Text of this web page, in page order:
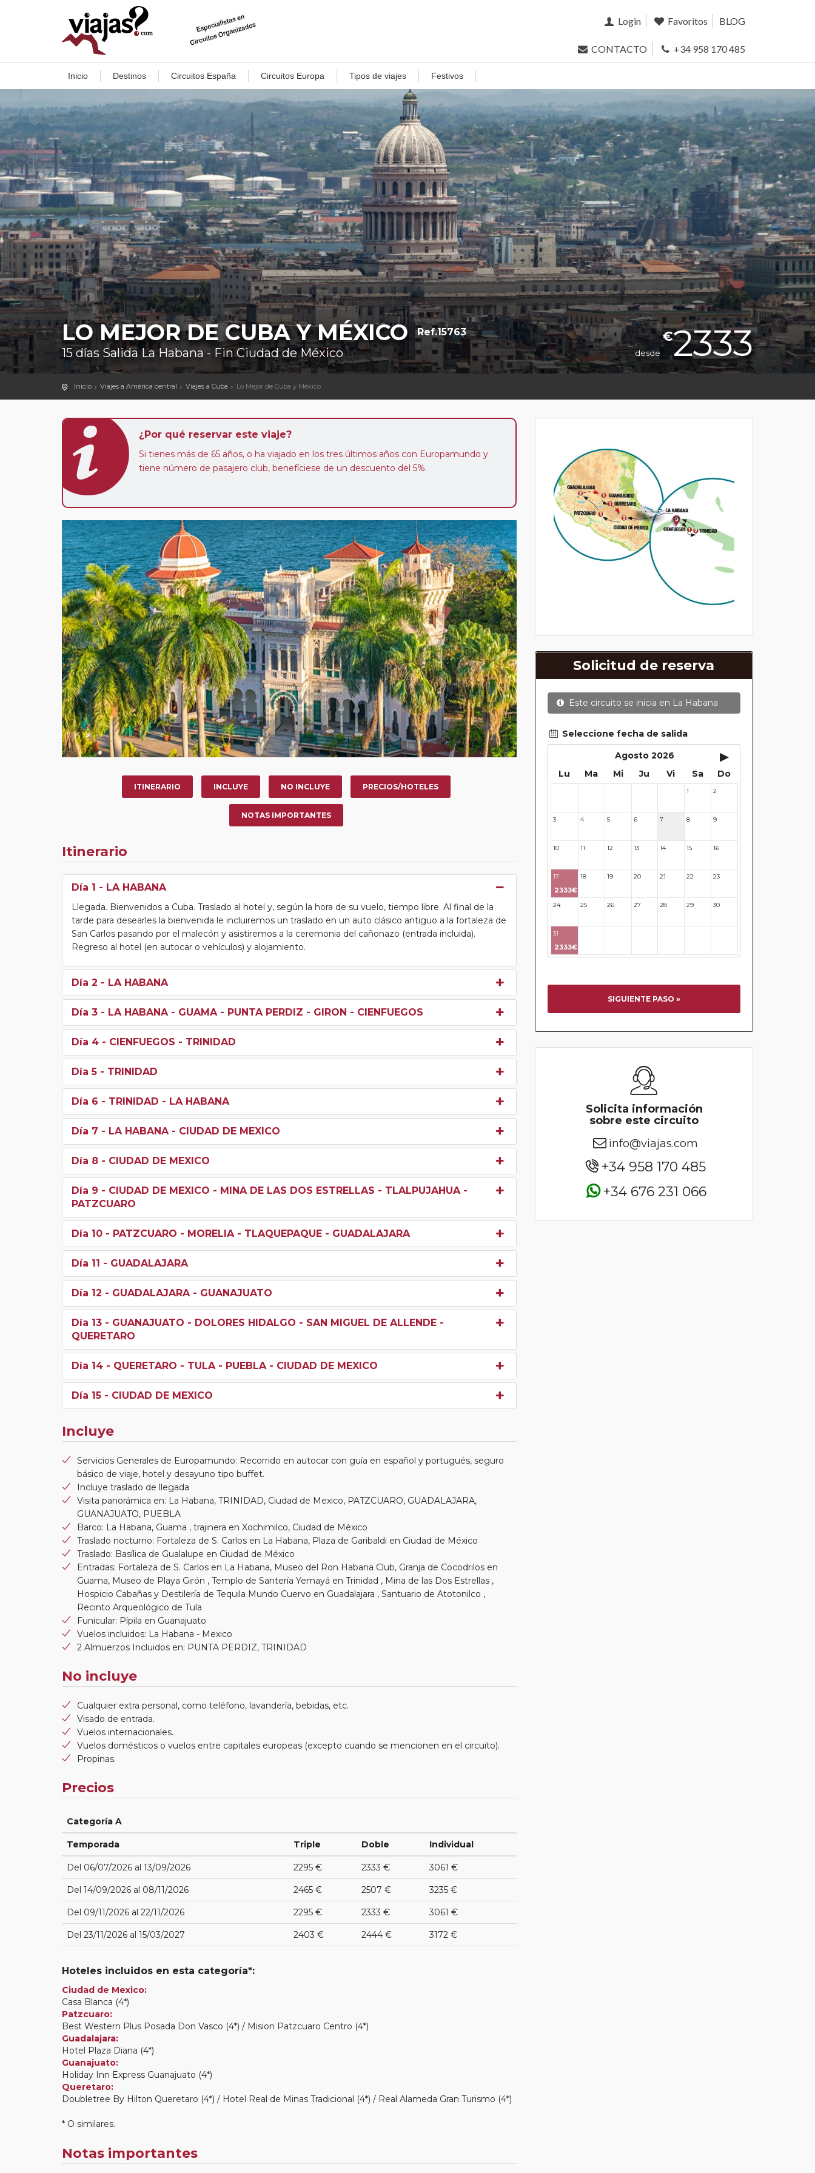
Login Favoritos BLOG
CONTACTO +34 958 170 485
Inicio Destinos Circuitos España Circuitos Europa Tipos de viajes Festivos
LO MEJOR DE CUBA Y MÉXICO Ref.15763
15 días Salida La Habana - Fin Ciudad de México desde
€2333
Inicio Viajes a América central Viajes a Cuba Lo Mejor de Cuba y México
¿Por qué reservar este viaje?
Si tienes más de 65 años, o ha viajado en los tres últimos años con Europamundo y
tiene número de pasajero club, benefíciese de un descuento del 5%.
ITINERARIO INCLUYE NO INCLUYE PRECIOS/HOTELES
NOTAS IMPORTANTES
Itinerario
Día 1 - LA HABANA
Llegada. Bienvenidos a Cuba. Traslado al hotel y, según la hora de su vuelo, tiempo libre. Al final de la
tarde para desearles la bienvenida le incluiremos un traslado en un auto clásico antiguo a la fortaleza de
San Carlos pasando por el malecón y asistiremos a la ceremonia del cañonazo (entrada incluida).
Regreso al hotel (en autocar o vehículos) y alojamiento.
Día 2 - LA HABANA
Día 3 - LA HABANA - GUAMA - PUNTA PERDIZ - GIRON - CIENFUEGOS
Día 4 - CIENFUEGOS - TRINIDAD
Día 5 - TRINIDAD
Día 6 - TRINIDAD - LA HABANA
Día 7 - LA HABANA - CIUDAD DE MEXICO
Día 8 - CIUDAD DE MEXICO
Día 9 - CIUDAD DE MEXICO - MINA DE LAS DOS ESTRELLAS - TLALPUJAHUA -
PATZCUARO
Día 10 - PATZCUARO - MORELIA - TLAQUEPAQUE - GUADALAJARA
Día 11 - GUADALAJARA
Día 12 - GUADALAJARA - GUANAJUATO
Día 13 - GUANAJUATO - DOLORES HIDALGO - SAN MIGUEL DE ALLENDE -
QUERETARO
Día 14 - QUERETARO - TULA - PUEBLA - CIUDAD DE MEXICO
Día 15 - CIUDAD DE MEXICO
Incluye
Servicios Generales de Europamundo: Recorrido en autocar con guía en español y portugués, seguro
básico de viaje, hotel y desayuno tipo buffet.
Incluye traslado de llegada
Visita panorámica en: La Habana, TRINIDAD, Ciudad de Mexico, PATZCUARO, GUADALAJARA,
GUANAJUATO, PUEBLA
Barco: La Habana, Guama , trajinera en Xochimilco, Ciudad de México
Traslado nocturno: Fortaleza de S. Carlos en La Habana, Plaza de Garibaldi en Ciudad de México
Traslado: Basílica de Gualalupe en Ciudad de México
Entradas: Fortaleza de S. Carlos en La Habana, Museo del Ron Habana Club, Granja de Cocodrilos en
Guama, Museo de Playa Girón , Templo de Santería Yemayá en Trinidad , Mina de las Dos Estrellas ,
Hospicio Cabañas y Destilería de Tequila Mundo Cuervo en Guadalajara , Santuario de Atotonilco ,
Recinto Arqueológico de Tula
Funicular: Pípila en Guanajuato
Vuelos incluidos: La Habana - Mexico
2 Almuerzos Incluidos en: PUNTA PERDIZ, TRINIDAD
No incluye
Cualquier extra personal, como teléfono, lavandería, bebidas, etc.
Visado de entrada.
Vuelos internacionales.
Vuelos domésticos o vuelos entre capitales europeas (excepto cuando se mencionen en el circuito).
Propinas.
Precios
Categoría A
Temporada Triple Doble Individual
Del 06/07/2026 al 13/09/2026 2295 € 2333 € 3061 €
Del 14/09/2026 al 08/11/2026 2465 € 2507 € 3235 €
Del 09/11/2026 al 22/11/2026 2295 € 2333 € 3061 €
Del 23/11/2026 al 15/03/2027 2403 € 2444 € 3172 €
Hoteles incluidos en esta categoría*:
Ciudad de Mexico:
Casa Blanca (4*)
Patzcuaro:
Best Western Plus Posada Don Vasco (4*) / Mision Patzcuaro Centro (4*)
Guadalajara:
Hotel Plaza Diana (4*)
Guanajuato:
Holiday Inn Express Guanajuato (4*)
Queretaro:
Doubletree By Hilton Queretaro (4*) / Hotel Real de Minas Tradicional (4*) / Real Alameda Gran Turismo (4*)
* O similares.
Notas importantes
Solicitud de reserva
Este circuito se inicia en La Habana
Seleccione fecha de salida
Agosto 2026
▸
Lu Ma Mi Ju Vi Sa Do
1 2
3 4 5 6 7 8 9
10 11 12 13 14 15 16
17
2333€
18 19 20 21 22 23
24 25 26 27 28 29 30
31
2333€
SIGUIENTE PASO »
Solicita información
sobre este circuito
info@viajas.com
+34 958 170 485
+34 676 231 066